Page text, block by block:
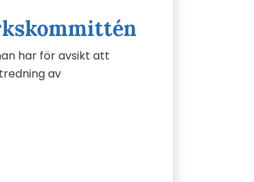
har för avsikt att
av